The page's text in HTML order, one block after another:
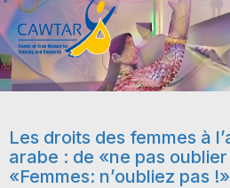
Les droits des femmes à
arabe : de «ne pas
«Femmes: n’oubliez pas !»